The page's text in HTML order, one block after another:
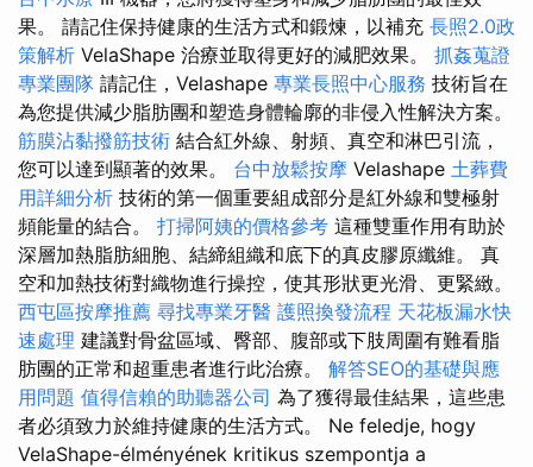
果。 請記住保持健康的生活方式和鍛煉，以補充 長照2.0政
策解析 VelaShape 治療並取得更好的減肥效果。 抓姦蒐證
專業團隊 請記住，Velashape 專業長照中心服務 技術旨在
為您提供減少脂肪團和塑造身體輪廓的非侵入性解決方案。
筋膜沾黏撥筋技術 結合紅外線、射頻、真空和淋巴引流，
您可以達到顯著的效果。 台中放鬆按摩 Velashape 土葬費
用詳細分析 技術的第一個重要組成部分是紅外線和雙極射
頻能量的結合。 打掃阿姨的價格參考 這種雙重作用有助於
深層加熱脂肪細胞、結締組織和底下的真皮膠原纖維。 真
空和加熱技術對織物進行操控，使其形狀更光滑、更緊緻。
西屯區按摩推薦 尋找專業牙醫 護照換發流程 天花板漏水快
速處理 建議對骨盆區域、臀部、腹部或下肢周圍有難看脂
肪團的正常和超重患者進行此治療。 解答SEO的基礎與應
用問題 值得信賴的助聽器公司 為了獲得最佳結果，這些患
者必須致力於維持健康的生活方式。 Ne feledje, hogy
VelaShape-élményének kritikus szempontja a